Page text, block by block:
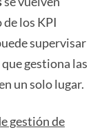
los KPI
supervisar
gestiona las
un solo lugar.
gestión de